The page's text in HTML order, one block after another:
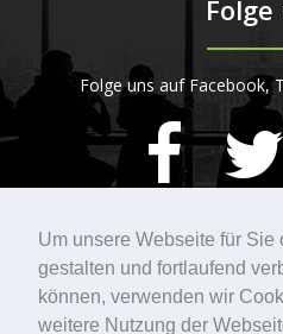
Um unsere Webseite für Sie
gestalten und fortlaufend
können, verwenden wir
weitere Nutzung der
Folge
Folge uns auf Facebook,
420Bewertungen auf